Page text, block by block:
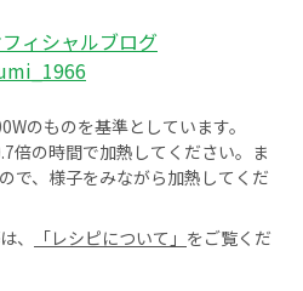
ィシャルブログ
のものを基準としています。
倍の時間で加熱してください。ま
で、様子をみながら加熱してくだ
、
「レシピについて」 をご覧くだ